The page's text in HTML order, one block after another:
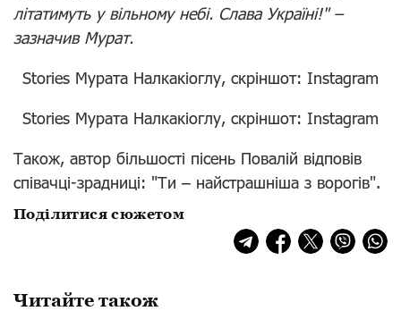
літатимуть у вільному небі. Слава Україні!" –
зазначив Мурат.
Stories Мурата Налкакіоглу, скріншот: Instagram
Stories Мурата Налкакіоглу, скріншот: Instagram
Також, автор більшості пісень Повалій відповів
співачці-зрадниці: "Ти – найстрашніша з ворогів".
Поділитися сюжетом
Читайте також